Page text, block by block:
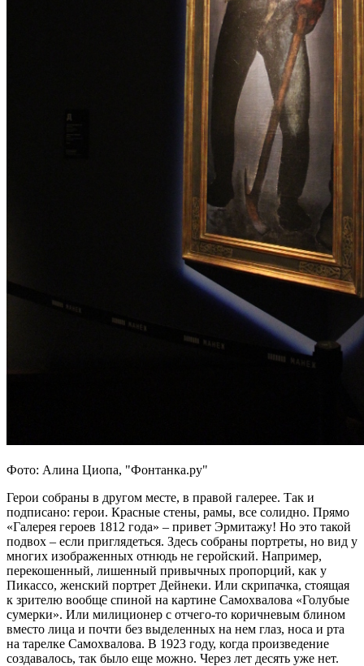
Фото: Алина Циопа, "Фонтанка.ру"
Герои собраны в другом месте, в правой галерее. Так и
подписано: герои. Красные стены, рамы, все солидно. Прямо
«Галерея героев 1812 года» – привет Эрмитажу! Но это такой
подвох – если приглядеться. Здесь собраны портреты, но вид у
многих изображенных отнюдь не геройский. Например,
перекошенный, лишенный привычных пропорций, как у
Пикассо, женский портрет Дейнеки. Или скрипачка, стоящая
к зрителю вообще спиной на картине Самохвалова «Голубые
сумерки». Или милиционер с отчего-то коричневым блином
вместо лица и почти без выделенных на нем глаз, носа и рта
на тарелке Самохвалова. В 1923 году, когда произведение
создавалось, так было еще можно. Через лет десять уже нет.